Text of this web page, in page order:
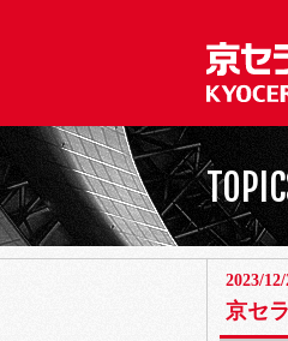
2023/
京セ